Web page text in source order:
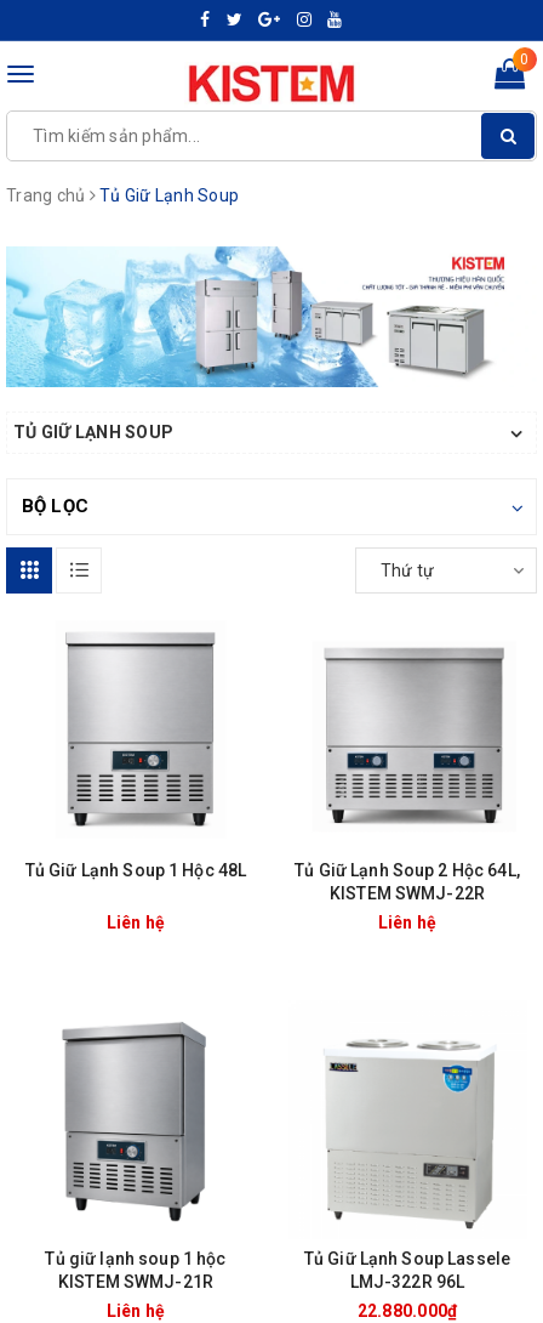
Toggle
0
Trang chủ Tủ Giữ Lạnh Soup
TỦ GIỮ LẠNH SOUP
BỘ LỌC
Thứ tự
Tủ Giữ Lạnh Soup 1 Hộc 48L
Liên hệ
Tủ Giữ Lạnh Soup 2 Hộc 64L,
KISTEM SWMJ-22R
Liên hệ
Tủ giữ lạnh soup 1 hộc
KISTEM SWMJ-21R
Liên hệ
Tủ Giữ Lạnh Soup Lassele
LMJ-322R 96L
22.880.000₫